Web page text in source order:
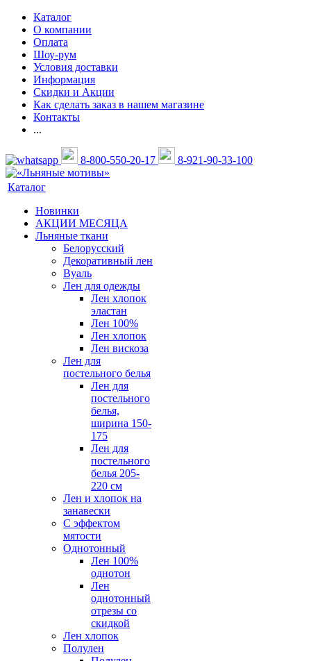
Каталог
О компании
Оплата
Шоу-рум
Условия доставки
Информация
Скидки и Акции
Как сделать заказ в нашем магазине
Контакты
...
8-800-550-20-17 8-921-90-33-100
Каталог
Новинки
АКЦИИ МЕСЯЦА
Льняные ткани
Белорусский
Декоративный лен
Вуаль
Лен для одежды
Лен хлопок
эластан
Лен 100%
Лен хлопок
Лен вискоза
Лен для
постельного белья
Лен для
постельного
белья,
ширина 150-
175
Лен для
постельного
белья 205-
220 см
Лен и хлопок на
занавески
С эффектом
мятости
Однотонный
Лен 100%
однотон
Лен
однотонный
отрезы со
скидкой
Лен хлопок
Полулен